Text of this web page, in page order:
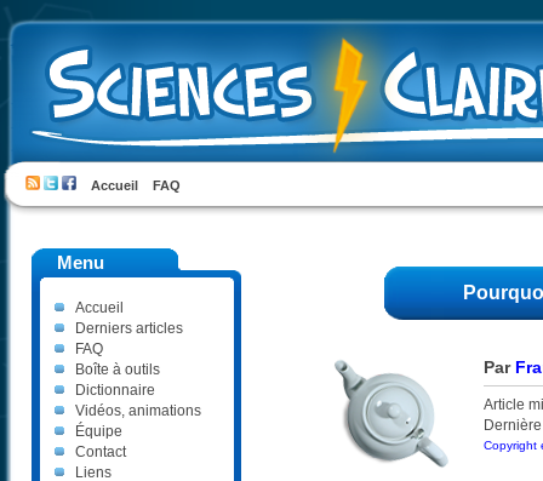
Accueil FAQ
Menu
Accueil
Derniers articles
FAQ
Boîte à outils
Dictionnaire
Vidéos, animations
Équipe
Contact
Liens
Par
Article
Copyright